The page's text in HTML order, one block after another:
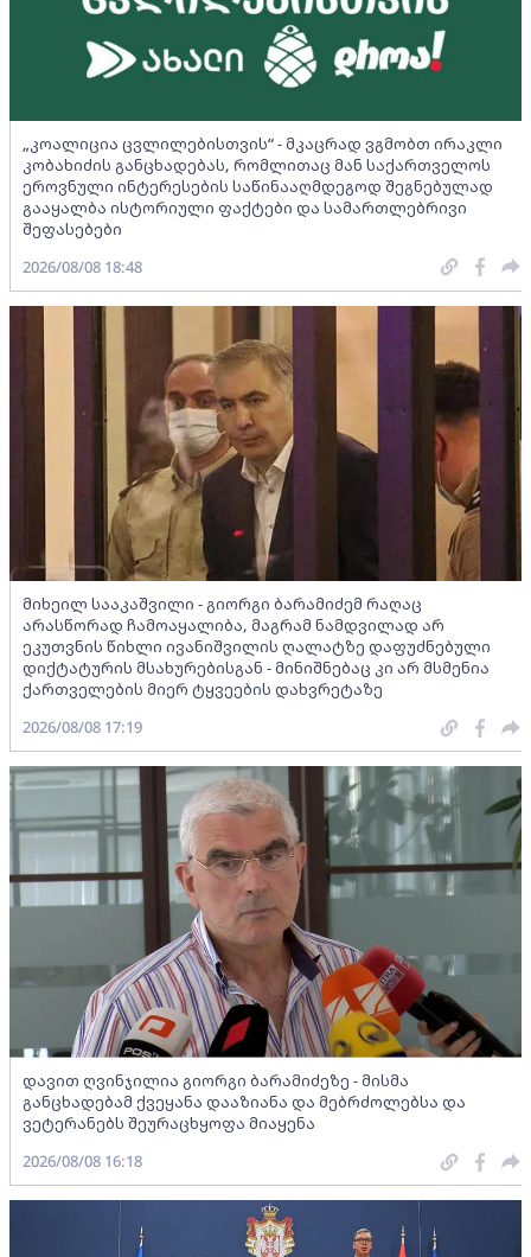
„კოალიცია ცვლილებისთვის“ - მკაცრად ვგმობთ ირაკლი
კობახიძის განცხადებას, რომლითაც მან საქართველოს
ეროვნული ინტერესების საწინააღმდეგოდ შეგნებულად
გააყალბა ისტორიული ფაქტები და სამართლებრივი
შეფასებები
2026/08/08 18:48
მიხეილ სააკაშვილი - გიორგი ბარამიძემ რაღაც
არასწორად ჩამოაყალიბა, მაგრამ ნამდვილად არ
ეკუთვნის წიხლი ივანიშვილის ღალატზე დაფუძნებული
დიქტატურის მსახურებისგან - მინიშნებაც კი არ მსმენია
ქართველების მიერ ტყვეების დახვრეტაზე
2026/08/08 17:19
დავით ღვინჯილია გიორგი ბარამიძეზე - მისმა
განცხადებამ ქვეყანა დააზიანა და მებრძოლებსა და
ვეტერანებს შეურაცხყოფა მიაყენა
2026/08/08 16:18